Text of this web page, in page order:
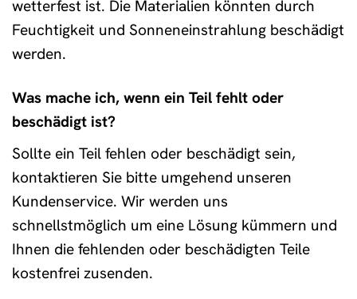
wetterfest ist. Die Materialien könnten durch
Feuchtigkeit und Sonneneinstrahlung beschädigt
werden.
Was mache ich, wenn ein Teil fehlt oder
beschädigt ist?
Sollte ein Teil fehlen oder beschädigt sein,
kontaktieren Sie bitte umgehend unseren
Kundenservice. Wir werden uns
schnellstmöglich um eine Lösung kümmern und
Ihnen die fehlenden oder beschädigten Teile
kostenfrei zusenden.